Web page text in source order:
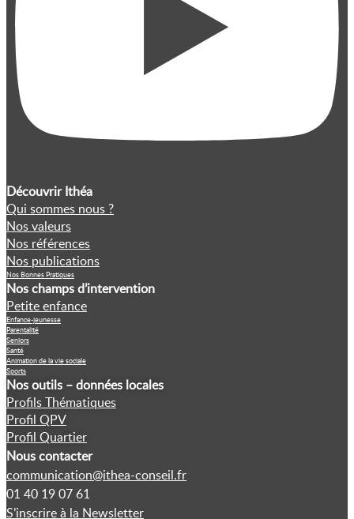
Découvrir Ithéa
Qui sommes nous ?
Nos valeurs
Nos références
Nos publications
Nos Bonnes Pratiques
Nos champs d’intervention
Petite enfance
Enfance-jeunesse
Parentalité
Seniors
Santé
Animation de la vie sociale
Sports
Nos outils – données locales
Profils Thématiques
Profil QPV
Profil Quartier
Nous contacter
communication@ithea-conseil.fr
01 40 19 07 61
S’inscrire à la Newsletter